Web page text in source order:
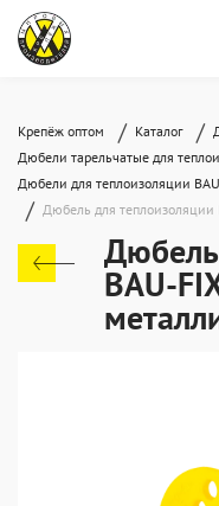
Крепёж оптом / Каталог /
Дюбели тарельчатые для
Дюбели для теплоизоляции
/ Дюбель для теплоизоляции
BAU-